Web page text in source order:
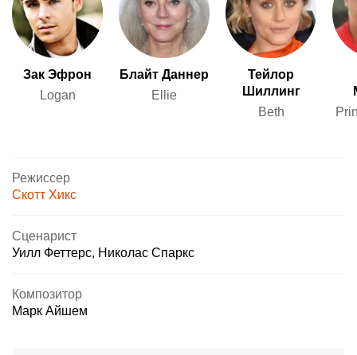
Зак Эфрон
Logan
Блайт Даннер
Ellie
Тейлор
Шиллинг
Beth
Режиссер
Скотт Хикс
Сценарист
Уилл Феттерс, Николас Спаркс
Композитор
Марк Айшем